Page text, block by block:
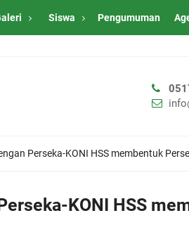
Siswa Pengumuman
Perseka-KONI HSS membentuk
KONI HSS